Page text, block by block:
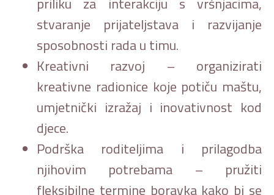
stvaranje prijateljstava i razvijanje
sposobnosti rada u timu.
Kreativni razvoj – organizirati
kreativne radionice koje potiču maštu,
umjetnički izražaj i inovativnost kod
djece.
Podrška roditeljima i prilagodba
njihovim potrebama – pružiti
fleksibilne termine boravka kako bi se